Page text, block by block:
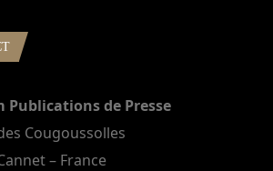
Publications de Presse
Cougoussolles
– France